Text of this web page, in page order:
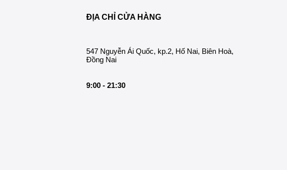
ĐỊA CHỈ CỬA HÀNG
547 Nguyễn Ái Quốc, kp.2, Hố Nai, Biên Hoà,
Đồng Nai
9:00 - 21:30